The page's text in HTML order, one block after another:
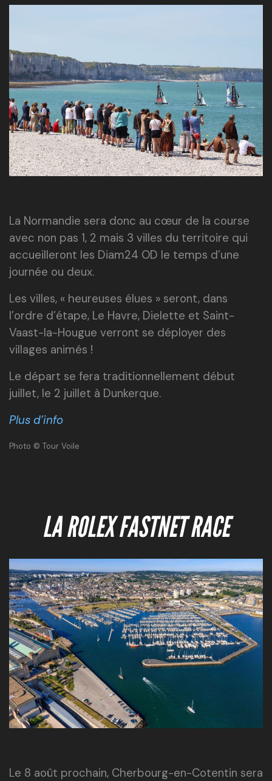
La Normandie sera donc au cœur de la course
avec non pas 1, 2 mais 3 villes du territoire qui
accueilleront les Diam24 OD le temps d’une
journée ou deux.
Les villes, « heureuses élues » seront, dans
l’ordre d’étape, Le Havre, Dielette et Saint-
Vaast-la-Hougue verront se déployer des
villages animés !
Le départ se fera traditionnellement début
juillet, le 2 juillet à Dunkerque.
Plus d’info
Photo © Tour Voile
LA ROLEX FASTNET RACE
Le 8 août prochain, Cherbourg-en-Cotentin sera